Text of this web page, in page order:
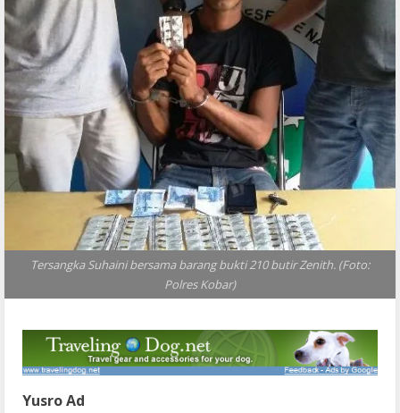
Tersangka Suhaini bersama barang bukti 210 butir Zenith. (Foto:
Polres Kobar)
Yusro Ad